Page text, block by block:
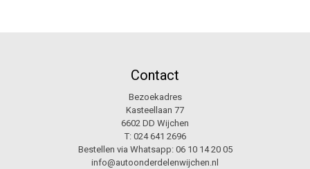
Contact
Bezoekadres
Kasteellaan 77
6602 DD Wijchen
T: 024 641 2696
Bestellen via Whatsapp: 06 10 14 20 05
info@autoonderdelenwijchen.nl